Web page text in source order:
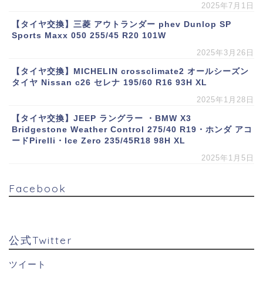
2025年7月1日
【タイヤ交換】三菱 アウトランダー phev Dunlop SP
Sports Maxx 050 255/45 R20 101W
2025年3月26日
【タイヤ交換】MICHELIN crossclimate2 オールシーズン
タイヤ Nissan c26 セレナ 195/60 R16 93H XL
2025年1月28日
【タイヤ交換】JEEP ラングラー ・BMW X3
Bridgestone Weather Control 275/40 R19・ホンダ アコ
ードPirelli・Ice Zero 235/45R18 98H XL
2025年1月5日
Facebook
公式Twitter
ツイート